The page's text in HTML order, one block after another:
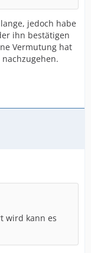
jedoch habe
ihn bestätigen
Vermutung hat
wird kann es